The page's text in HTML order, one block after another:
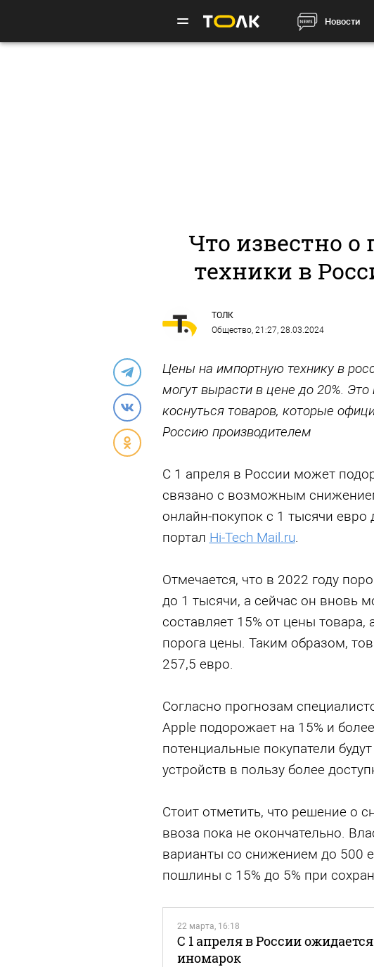
Новости
Что известно
техники в
ТОЛК
Общество, 21:27, 28.03.2024
Цены на импортную технику в
могут вырасти в цене до 20%.
коснуться товаров, которые
Россию производителем
С 1 апреля в России может
связано с возможным
онлайн-покупок с 1 тысячи евро
портал Hi-Tech Mail.ru.
Отмечается, что в 2022 году
до 1 тысячи, а сейчас он вновь
составляет 15% от цены
порога цены. Таким образом,
257,5 евро.
Согласно прогнозам
Apple подорожает на 15% и
потенциальные покупатели
устройств в пользу более
Стоит отметить, что решение о
ввоза пока не окончательно.
варианты со снижением до 500
пошлины с 15% до 5% при
22 марта, 16:18
С 1 апреля в России
иномарок